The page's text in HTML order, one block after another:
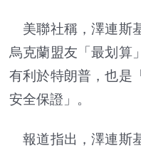
美聯社稱，澤連斯
烏克蘭盟友「最划算
有利於特朗普，也是
安全保證」。
報道指出，澤連斯